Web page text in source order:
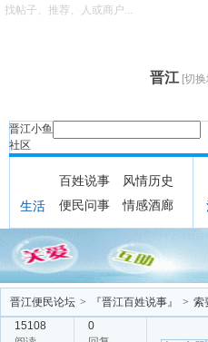
晋江 [切
晋江小鱼
社区
找帖子、推荐、人或商户...
生活
百姓说事
风情历史
便民问事
情感酒廊
晋江便民论坛 > 『晋江百姓说事』 > 索
15108
0